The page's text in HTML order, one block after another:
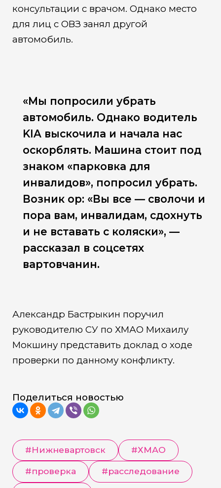
консультации с врачом. Однако место
для лиц с ОВЗ занял другой
автомобиль.
«Мы попросили убрать
автомобиль. Однако водитель
KIA выскочила и начала нас
оскорблять. Машина стоит под
знаком «парковка для
инвалидов», попросил убрать.
Возник ор: «Вы все — сволочи и
пора вам, инвалидам, сдохнуть
и не вставать с коляски», —
рассказал в соцсетях
вартовчанин.
Александр Бастрыкин поручил
руководителю СУ по ХМАО Михаилу
Мокшину представить доклад о ходе
проверки по данному конфликту.
Поделиться новостью
#Нижневартовск #ХМАО
#проверка #расследование